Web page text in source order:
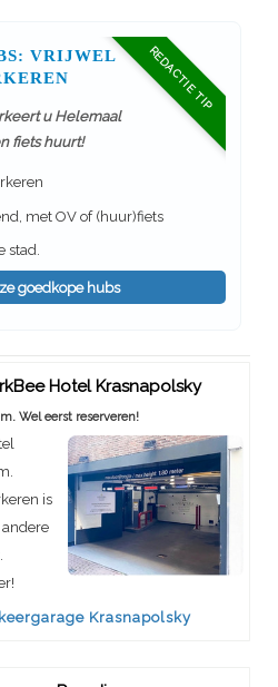
REDACTIE TIP
VRIJWEL
u Helemaal
fiets huurt!
met OV of (huur)fiets
stad.
goedkope hubs
Hotel Krasnapolsky
Wel eerst reserveren!
is
Krasnapolsky